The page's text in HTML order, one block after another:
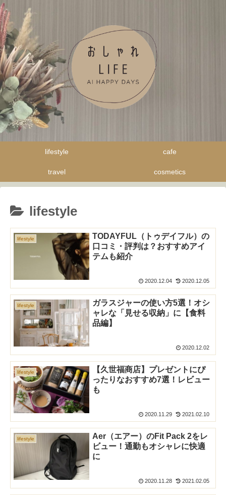
lifestyle cafe
travel cosmetics
lifestyle
lifestyle
TODAYFUL（トゥデイフル）の
口コミ・評判は？おすすめアイ
テムも紹介
2020.12.04 2020.12.05
lifestyle
ガラスジャーの使い方5選！オシ
ャレな「見せる収納」に【食料
品編】
2020.12.02
lifestyle
【久世福商店】プレゼントにぴ
ったりなおすすめ7選！レビュー
も
2020.11.29 2021.02.10
lifestyle
Aer（エアー）のFit Pack 2をレ
ビュー！通勤もオシャレに快適
に
2020.11.28 2021.02.05